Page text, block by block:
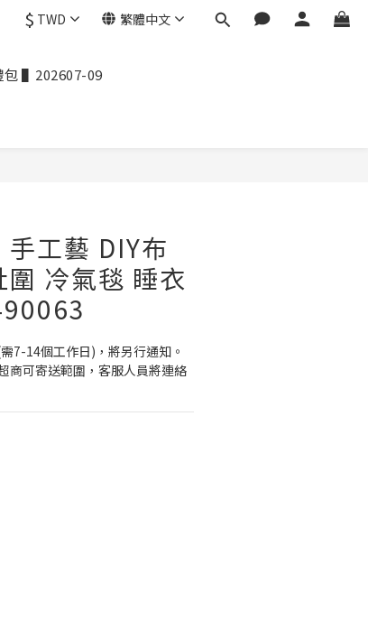
$ TWD 繁體中文
包 ▌202607-09
工藝 DIY布
冷氣毯 睡衣
7-14個工作日)，將另行通知。
商可寄送範圍，客服人員將連絡